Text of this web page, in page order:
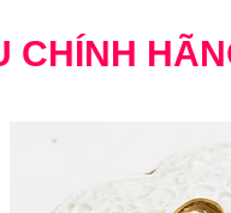
CHÍNH